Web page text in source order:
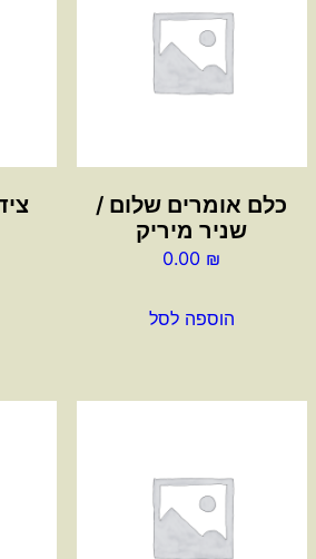
כלם אומרים שלום /
שניר מיריק
0.00 ₪
הוספה לסל